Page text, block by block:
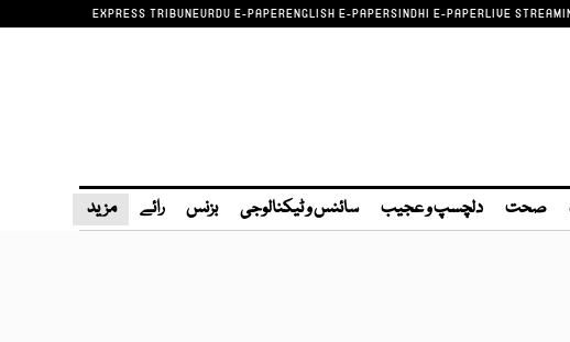
EXPRESS TRIBUNEURDU E-PAPERENGLISH E-PAPERSINDHI E-PAPERLIVE
صحت دلچسپ و عجیب سائنس و ٹیکنالوجی بزنس رائے مزید